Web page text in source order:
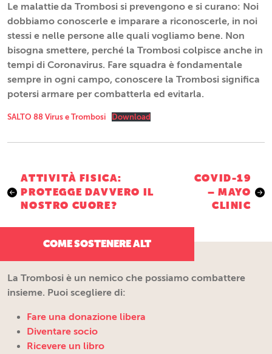
Le malattieda Trombosi si prevengono e si curano: Noi
dobbiamo conoscerle e imparare a riconoscerle, in noi
stessi e nelle persone alle quali vogliamo bene. Non
bisogna smettere, perché la Trombosi colpisce anche in
tempi di Coronavirus. Fare squadra è fondamentale
sempre in ogni campo, conoscere la Trombosi significa
potersi armare per combatterla ed evitarla.
SALTO 88 Virus e Trombosi Download
Navigazione
articoli
ATTIVITÀ FISICA:
PROTEGGE DAVVERO IL
NOSTRO CUORE?
COVID-19
– MAYO
CLINIC
COME SOSTENERE ALT
La Trombosi è un nemico che possiamo combattere
insieme. Puoi scegliere di:
Fare una donazione libera
Diventare socio
Ricevere un libro